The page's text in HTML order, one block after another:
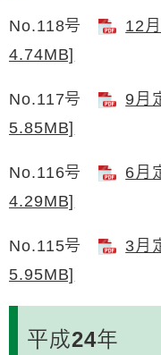
No.118号
12
4.74MB]
No.117号
9月
5.85MB]
No.116号
6月
4.29MB]
No.115号
3月
5.95MB]
平成24年